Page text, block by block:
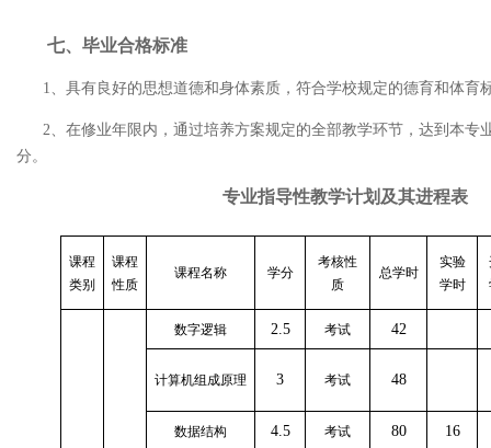
七、毕业合格标准
1、具有良好的思想道德和身体素质，符合学校规定的德育和体育
2、在修业年限内，通过培养方案规定的全部教学环节，达到本专
分。
专业指导性教学计划及其进程表
课程
类别
课程
性质
课程名称 学分
考核性
质
总学时
实验
学时
数字逻辑 2.5 考试 42
计算机组成原理 3 考试 48
数据结构 4.5 考试 80 16